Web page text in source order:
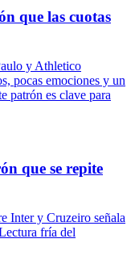
que las cuotas
y Athletico
pocas emociones y un
patrón es clave para
que se repite
Inter y Cruzeiro señala
fría del